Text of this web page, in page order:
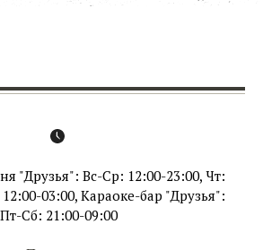
"Друзья": Вс-Ср: 12:00-23:00, Чт:
03:00, Караоке-бар "Друзья":
Сб: 21:00-09:00